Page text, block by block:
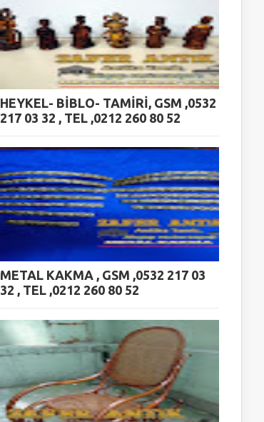
HEYKEL- BİBLO- TAMİRİ, GSM ,0532
217 03 32 , TEL ,0212 260 80 52
METAL KAKMA , GSM ,0532 217 03
32 , TEL ,0212 260 80 52